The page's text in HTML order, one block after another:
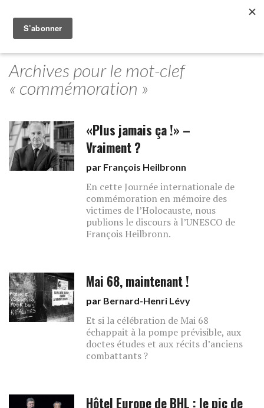
Archives pour le mot-clef
« commémoration »
«Plus jamais ça !» –
Vraiment ?
par François Heilbronn
En cette Journée internationale de
commémoration en mémoire des
victimes de l’Holocauste, nous
publions le discours à l’UNESCO de
François Heilbronn.
Mai 68, maintenant !
par Bernard-Henri Lévy
Et si la célébration de Mai 68
échappait à la pompe prévisible, aux
doctes études et aux récits d’anciens
combattants ?
Hôtel Europe de BHL : le pic de